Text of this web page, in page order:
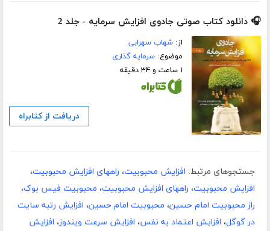
🎧 دانلود کتاب صوتی جادوی افزایش سرمایه - جلد 2
از:شهاب سهرابی
موضوع:سرمایه گذاری
۱ ساعت و ۳۴ دقیقه
دریافت از کتابراه
جستجوهای مرتبط: افزایش محبوبیت، راههای افزایش محبوبیت،
افزایش محبوبیت، راههای افزایش محبوبیت، محبوبیت فیس بوک،
راز محبوبیت امام حسین، محبوبیت امام حسین، افزایش رتبه سایت
در گوگل، افزایش اعتماد به نفس، افزایش سرعت ویندوز، افزایش